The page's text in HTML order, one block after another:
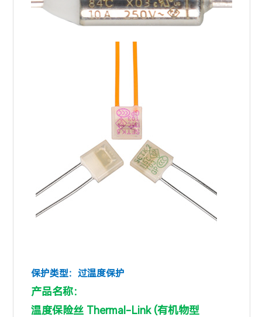
保护类型：过温度保护
产品名称：
温度保险丝 Thermal-Link (有机物型